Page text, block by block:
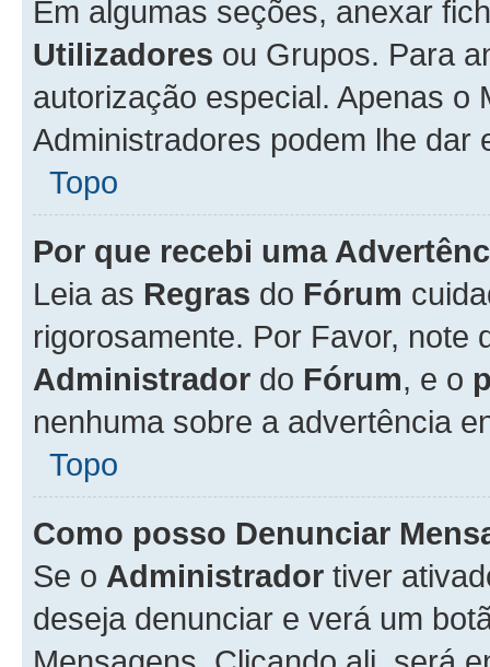
Em algumas seções, anexar
Utilizadores ou Grupos. Para
autorização especial. Apenas o
Administradores podem lhe
Topo
Por que recebi uma
Leia as Regras do Fórum
rigorosamente. Por Favor, note
Administrador do Fórum, e o
nenhuma sobre a advertência
Topo
Como posso Denunciar
Se o Administrador tiver
deseja denunciar e verá um